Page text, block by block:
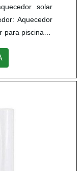
solar
Aquecedor
piscina. A
do consumo
deseja adquirir